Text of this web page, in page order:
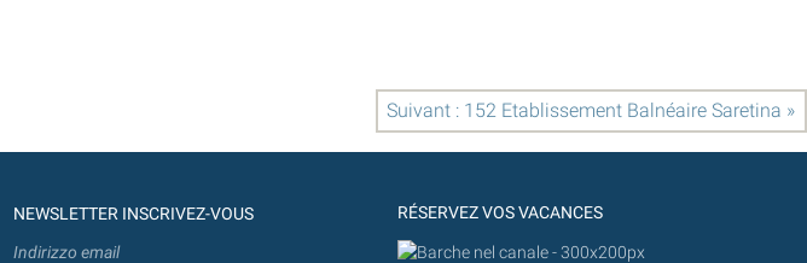
Suivant : 152 Etablissement Balnéaire Saretina »
NEWSLETTER INSCRIVEZ-VOUS
Indirizzo email
RÉSERVEZ VOS VACANCES